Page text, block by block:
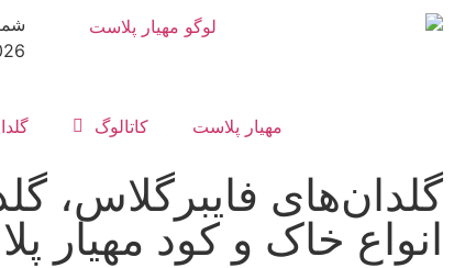
150-0912
مهیار پلاست کاتالوگ
گلدان‌های فایبرگلاس،
انواع خاک و کود مهیار